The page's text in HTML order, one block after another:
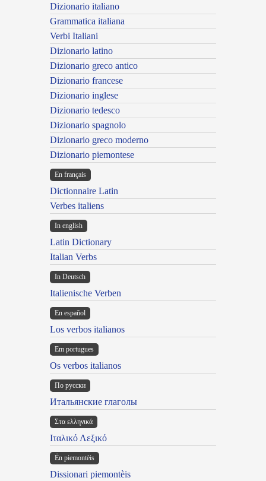
Dizionario italiano
Grammatica italiana
Verbi Italiani
Dizionario latino
Dizionario greco antico
Dizionario francese
Dizionario inglese
Dizionario tedesco
Dizionario spagnolo
Dizionario greco moderno
Dizionario piemontese
En français
Dictionnaire Latin
Verbes italiens
In english
Latin Dictionary
Italian Verbs
In Deutsch
Italienische Verben
En español
Los verbos italianos
Em portugues
Os verbos italianos
По русски
Итальянские глаголы
Στα ελληνικά
Ιταλικό Λεξικό
Ën piemontèis
Dissionari piemontèis